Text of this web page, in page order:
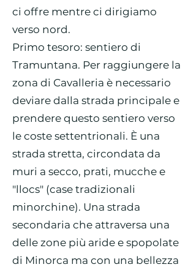
ci offre mentre ci dirigiamo
verso nord.
Primo tesoro: sentiero di
Tramuntana. Per raggiungere la
zona di Cavalleria è necessario
deviare dalla strada principale e
prendere questo sentiero verso
le coste settentrionali. È una
strada stretta, circondata da
muri a secco, prati, mucche e
"llocs" (case tradizionali
minorchine). Una strada
secondaria che attraversa una
delle zone più aride e spopolate
di Minorca ma con una bellezza